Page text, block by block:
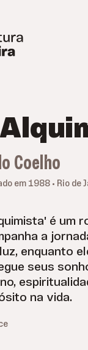
Coelho
em 1988 • Rio de
é um
a
enquanto
seus
na vida.